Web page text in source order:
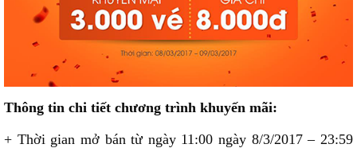
Thông tin chi tiết chương trình khuyến mãi:
+ Thời gian mở bán từ ngày 11:00 ngày 8/3/2017 – 23:59